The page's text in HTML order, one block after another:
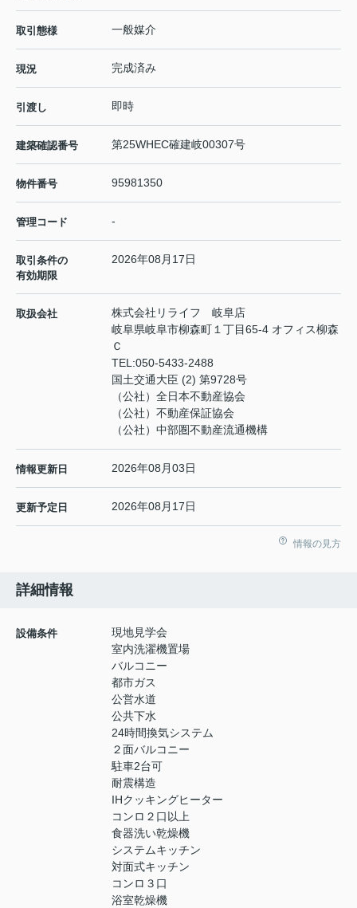
取引態様 一般媒介
現況 完成済み
引渡し 即時
建築確認番号 第25WHEC確建岐00307号
物件番号 95981350
管理コード -
取引条件の
有効期限
2026年08月17日
取扱会社
株式会社リライフ 岐阜店
岐阜県岐阜市柳森町１丁目65-4 オフィス柳森
Ｃ
TEL:050-5433-2488
国土交通大臣 (2) 第9728号
（公社）全日本不動産協会
（公社）不動産保証協会
（公社）中部圏不動産流通機構
情報更新日 2026年08月03日
更新予定日 2026年08月17日
情報の見方
詳細情報
設備条件
現地見学会
室内洗濯機置場
バルコニー
都市ガス
公営水道
公共下水
24時間換気システム
２面バルコニー
駐車2台可
耐震構造
IHクッキングヒーター
コンロ２口以上
食器洗い乾燥機
システムキッチン
対面式キッチン
コンロ３口
浴室乾燥機